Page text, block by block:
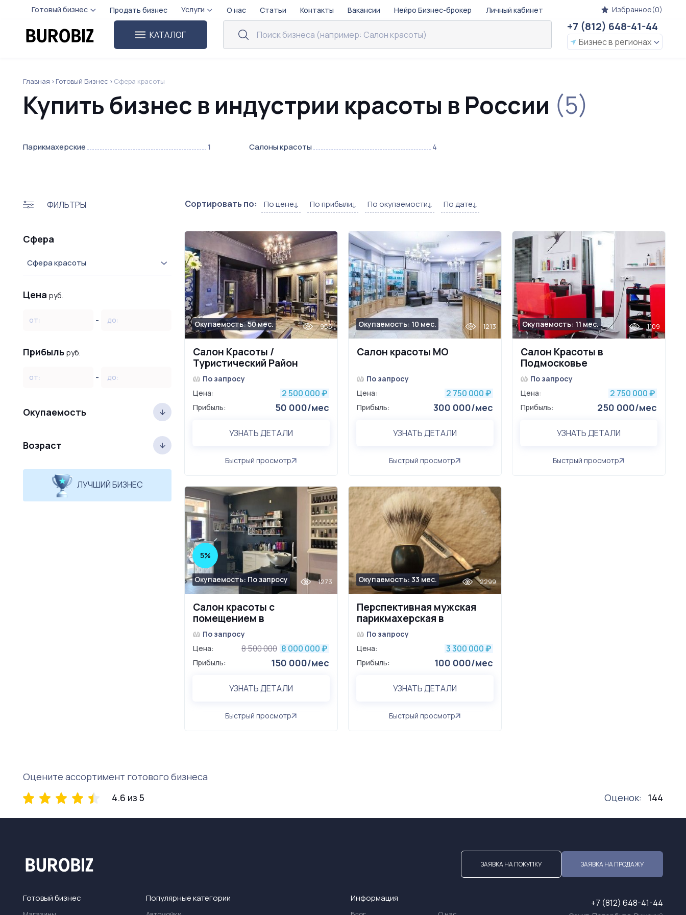
Готовый бизнес Продать бизнес Услуги О нас Статьи Контакты Вакансии Нейро Бизнес-брокер Личный кабинет Избранное(0)
КАТАЛОГ
+7 (812) 648-41-44
Бизнес в регионах
Главная Готовый Бизнес Сфера красоты
Купить бизнес в индустрии красоты в России (5)
Парикмахерские 1 Салоны красоты 4
ФИЛЬТРЫ Сортировать по: По цене По прибыли По окупаемости По дате
Сфера
Сфера красоты
Цена руб.
от: - до:
Прибыль руб.
от: - до:
Окупаемость
Возраст
ЛУЧШИЙ БИЗНЕС
Салон Красоты /
Туристический Район
Окупаемость: 50 мес. 956
По запросу
Цена:
2 500 000 ₽
Прибыль: 50 000/мес
УЗНАТЬ ДЕТАЛИ
Быстрый просмотр
Салон красоты МО
Окупаемость: 10 мес. 1213
По запросу
Цена:
2 750 000 ₽
Прибыль: 300 000/мес
УЗНАТЬ ДЕТАЛИ
Быстрый просмотр
Салон Красоты в
Подмосковье
Окупаемость: 11 мес. 1109
По запросу
Цена:
2 750 000 ₽
Прибыль: 250 000/мес
УЗНАТЬ ДЕТАЛИ
Быстрый просмотр
Салон красоты с
помещением в
собственность в г.
Королёв
Окупаемость: По запросу
5%
1273
По запросу
Цена:
8 000 000 ₽
8 500 000
Прибыль: 150 000/мес
УЗНАТЬ ДЕТАЛИ
Быстрый просмотр
Перспективная мужская
парикмахерская в
Саратове
Окупаемость: 33 мес. 2299
По запросу
Цена:
3 300 000 ₽
Прибыль: 100 000/мес
УЗНАТЬ ДЕТАЛИ
Быстрый просмотр
Оцените ассортимент готового бизнеса
4.6 из 5
Оценок: 144
ЗАЯВКА НА ПОКУПКУ ЗАЯВКА НА ПРОДАЖУ
+7 (812) 648-41-44
Готовый бизнес Популярные категории Информация